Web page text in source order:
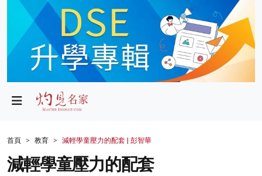
政局
財經
生活
首頁 教育 減輕學童壓力的配套 | 彭智華
減輕學童壓力的配套